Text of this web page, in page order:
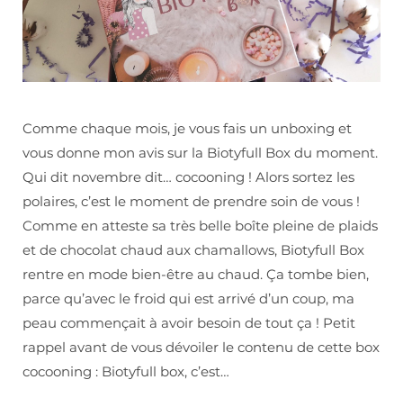
Comme chaque mois, je vous fais un unboxing et
vous donne mon avis sur la Biotyfull Box du moment.
Qui dit novembre dit… cocooning ! Alors sortez les
polaires, c’est le moment de prendre soin de vous !
Comme en atteste sa très belle boîte pleine de plaids
et de chocolat chaud aux chamallows, Biotyfull Box
rentre en mode bien-être au chaud. Ça tombe bien,
parce qu’avec le froid qui est arrivé d’un coup, ma
peau commençait à avoir besoin de tout ça ! Petit
rappel avant de vous dévoiler le contenu de cette box
cocooning : Biotyfull box, c’est…